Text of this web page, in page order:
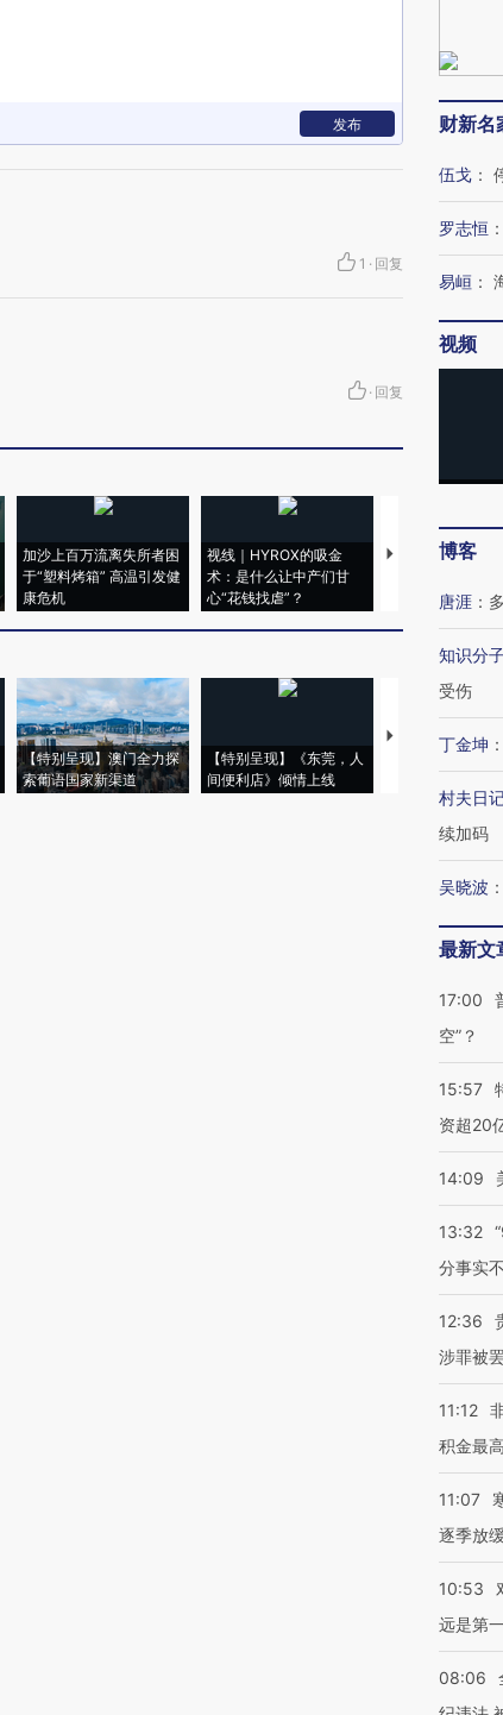
发布
1 · 回复
· 回复
加沙上百万流离失所者困
于“塑料烤箱” 高温引发健
康危机
视线｜HYROX的吸金
术：是什么让中产们甘
心“花钱找虐”？
马航飞行员跨国走
【特别呈现】澳门全力探
索葡语国家新渠道
【特别呈现】《东莞，人
间便利店》倾情上线
【推广】走进第
会，让数智科技“
财新名
伍戈 ：
罗志恒 ：
易峘 ：
视频
博客
唐涯 ：
知识分
受伤
丁金坤 ：
村夫日
续加码
吴晓波 ：
最新文
17:00
空”？
15:57
资超20
14:09
13:32
分事实
12:36
涉罪被
11:12
积金最
11:07
逐季放
10:53
远是第
08:06